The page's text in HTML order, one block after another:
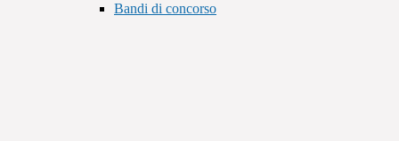
Bandi di concorso